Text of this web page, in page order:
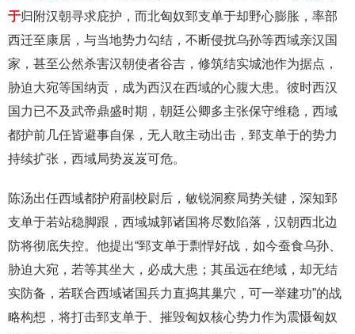
于归附汉朝寻求庇护，而北匈奴郅支单于却野心膨胀，率部
西迁至康居，与当地势力勾结，不断侵扰乌孙等西域亲汉国
家，甚至公然杀害汉朝使者谷吉，修筑结实城池作为据点，
胁迫大宛等国纳贡，成为西汉在西域的心腹大患。彼时西汉
国力已不及武帝鼎盛时期，朝廷公卿多主张保守维稳，西域
都护前几任皆避事自保，无人敢主动出击，郅支单于的势力
持续扩张，西域局势岌岌可危。
陈汤出任西域都护府副校尉后，敏锐洞察局势关键，深知郅
支单于若站稳脚跟，西域城郭诸国将尽数陷落，汉朝西北边
防将彻底失控。他提出“郅支单于剽悍好战，如今蚕食乌孙、
胁迫大宛，若等其坐大，必成大患；其虽远在绝域，却无结
实防备，若联合西域诸国兵力直捣其巢穴，可一举建功”的战
略构想，将打击郅支单于、摧毁匈奴核心势力作为震慑匈奴